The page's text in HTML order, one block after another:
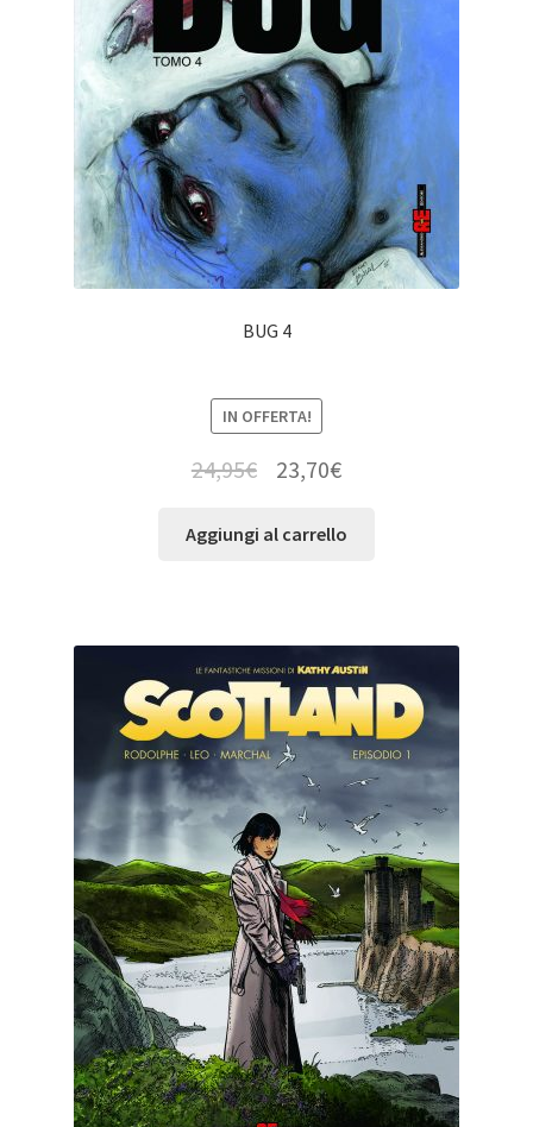
BUG 4
IN OFFERTA!
24,95€ 23,70€
Aggiungi al carrello